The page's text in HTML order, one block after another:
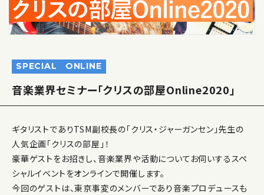
SPECIAL ONLINE
音楽業界セミナー「クリスの部屋Online2020」
ギタリストでありTSM副校長の「クリス・ジャーガンセン」先生の
人気企画「クリスの部屋」！
豪華ゲストをお招きし、音楽業界や活動についてお伺いするスペ
シャルイベントをオンラインで開催します。
今回のゲストは、東京事変のメンバーであり音楽プロデュースも